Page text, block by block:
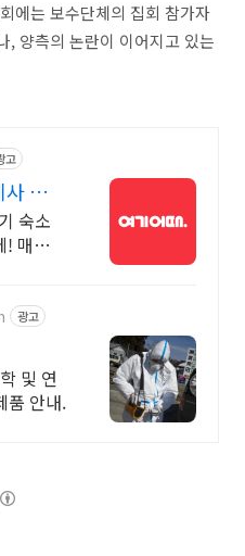
에는 보수단체의 집회 참가자
, 양측의 논란이 이어지고 있는
고
최대
숙소
! 매주
광고
및 연
품 안내.